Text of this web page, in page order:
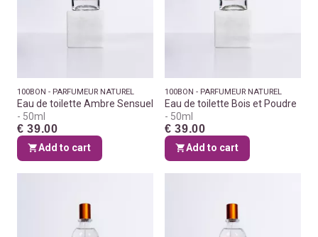
100BON - PARFUMEUR NATUREL
Eau de toilette Ambre Sensuel
50ml
€ 39.00
Add to cart
100BON - PARFUMEUR NATUREL
Eau de toilette Bois et Poudre
50ml
€ 39.00
Add to cart